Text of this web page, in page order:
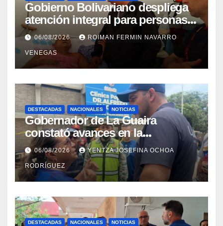
Gobierno Bolivariano despliega
atención integral para personas
con discapacidad en
campamentos de La Guaira
06/08/2026 ROIMAN FERMIN NAVARRO
VENEGAS
DESTACADAS NACIONALES NOTICIAS
Gobernador de La Guaira
constató avances en la
rehabilitación del Hospitalito de
Catia la Mar
06/08/2026 YENTZA JOSEFINA OCHOA
RODRÍGUEZ
DESTACADAS NACIONALES NOTICIAS